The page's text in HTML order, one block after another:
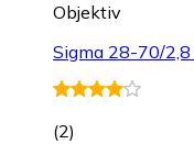
Objektiv
Sigma 28-70/2,8
(2)